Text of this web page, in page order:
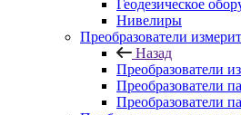
Геодезическое
Нивелиры
Преобразователи
Назад
Преобразователи
Преобразователи
Преобразователи